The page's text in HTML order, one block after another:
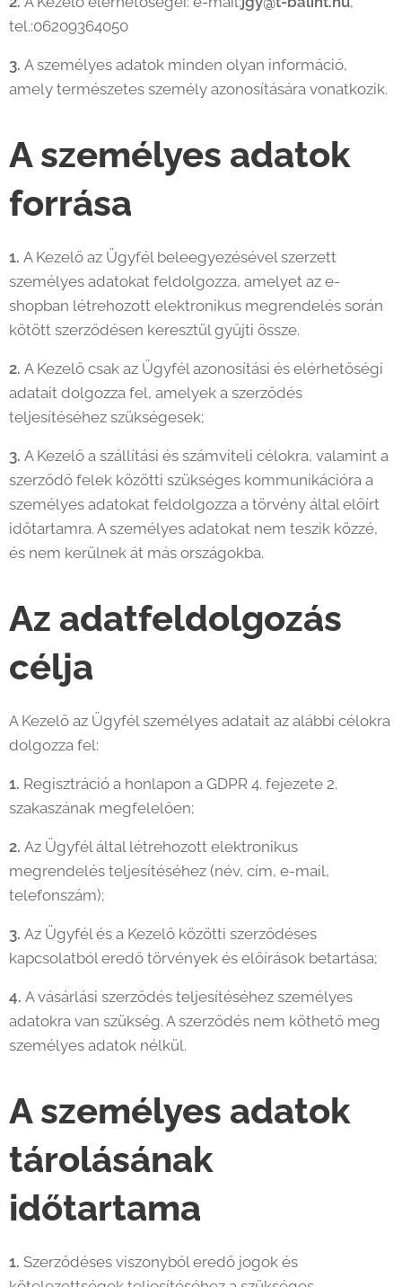
tel.:06209364050
3. A személyes adatok minden olyan információ,
amely természetes személy azonosítására vonatkozik.
A személyes adatok
forrása
1. A Kezelő az Ügyfél beleegyezésével szerzett
személyes adatokat feldolgozza, amelyet az e-
shopban létrehozott elektronikus megrendelés során
kötött szerződésen keresztül gyűjti össze.
2. A Kezelő csak az Ügyfél azonosítási és elérhetőségi
adatait dolgozza fel, amelyek a szerződés
teljesítéséhez szükségesek;
3. A Kezelő a szállítási és számviteli célokra, valamint a
szerződő felek közötti szükséges kommunikációra a
személyes adatokat feldolgozza a törvény által előírt
időtartamra. A személyes adatokat nem teszik közzé,
és nem kerülnek át más országokba.
Az adatfeldolgozás
célja
A Kezelő az Ügyfél személyes adatait az alábbi célokra
dolgozza fel:
1. Regisztráció a honlapon a GDPR 4. fejezete 2.
szakaszának megfelelően;
2. Az Ügyfél által létrehozott elektronikus
megrendelés teljesítéséhez (név, cím, e-mail,
telefonszám);
3. Az Ügyfél és a Kezelő közötti szerződéses
kapcsolatból eredő törvények és előírások betartása;
4. A vásárlási szerződés teljesítéséhez személyes
adatokra van szükség. A szerződés nem köthető meg
személyes adatok nélkül.
A személyes adatok
tárolásának
időtartama
1. Szerződéses viszonyból eredő jogok és